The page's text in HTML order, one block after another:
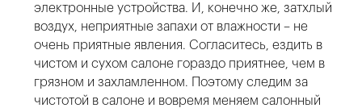
электронные устройства. И, конечно же, затхлый
воздух, неприятные запахи от влажности – не
очень приятные явления. Согласитесь, ездить в
чистом и сухом салоне гораздо приятнее, чем в
грязном и захламленном. Поэтому следим за
чистотой в салоне и вовремя меняем салонный